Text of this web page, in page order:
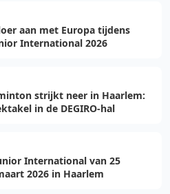
aan met Europa tijdens
International 2026
strijkt neer in Haarlem:
in de DEGIRO-hal
International van 25
2026 in Haarlem